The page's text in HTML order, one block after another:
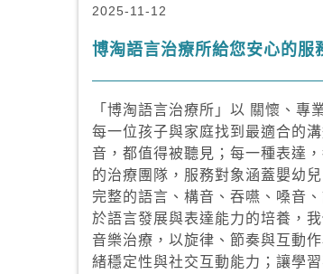
2025-11-12
博淘語言治療所給您安心的服
「博淘語言治療所」以 關懷、專
每一位孩子與家庭找到最適合的
音，都值得被聽見；每一種表達
的治療團隊，服務對象涵蓋嬰幼
完整的語言、構音、吞嚥、嗓音
於語言發展與表達能力的培養，
音樂治療，以旋律、節奏與互動
緒穩定性與社交互動能力；讓學